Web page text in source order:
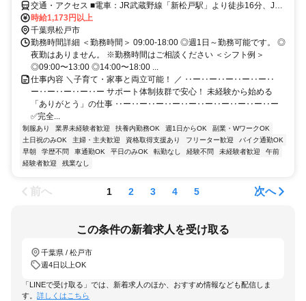
交通・アクセス ■電車：JR武蔵野線「新松戸駅」より徒歩16分、JR
常磐線「馬橋駅」東口より徒歩22分 ■路線バス：JR武蔵野線「新八
柱駅」松戸新京成バス乗車15分→「小金消防署」停留所下車 徒歩５
分
時給1,173円以上
千葉県松戸市
勤務時間詳細 ＜勤務時間＞ 09:00-18:00 ◎週1日～勤務可能です。 ◎
夜勤はありません。 ※勤務時間はご相談ください ＜シフト例＞
◎09:00〜13:00 ◎14:00〜18:00 ...
仕事内容 ＼子育て・家事と両立可能！ ／ ‥ー‥ー‥ー‥ー‥ー‥
ー‥ー‥ー‥ー‥ー サポート体制抜群で安心！ 未経験から始める
「ありがとう」の仕事 ‥ー‥ー‥ー‥ー‥ー‥ー‥ー‥ー‥ー‥ー
✅完全...
制服あり 業界未経験者歓迎 扶養内勤務OK 週1日からOK
副業・WワークOK
土日祝のみOK
主婦・主夫歓迎 資格取得支援あり フリーター歓迎
バイク通勤OK
早朝
学歴不問 車通勤OK 平日のみOK 転勤なし 経験不問 未経験者歓迎
午前
経験者歓迎
残業なし
前へ 1 2 3 4 5 次へ
この条件の新着求人を受け取る
千葉県 / 松戸市
週4日以上OK
「LINEで受け取る」では、新着求人のほか、おすすめ情報なども配信しま
す。 詳しくはこちら